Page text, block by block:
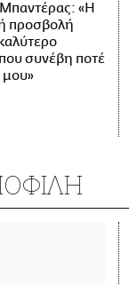
«Η
προσβολή
συνέβη ποτέ